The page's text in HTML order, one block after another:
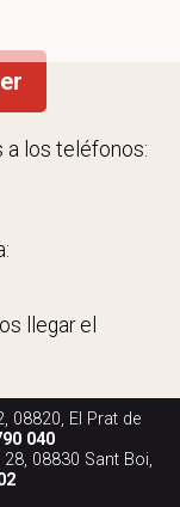
a los teléfonos:
llegar el
08820, El Prat de
040
28, 08830 Sant Boi,